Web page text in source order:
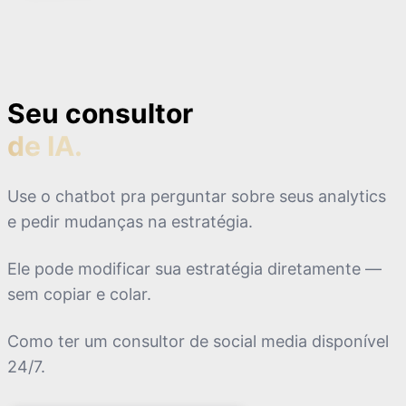
Seu consultor
de IA.
Use o chatbot pra perguntar sobre seus analytics
e pedir mudanças na estratégia.
Ele pode modificar sua estratégia diretamente —
sem copiar e colar.
Como ter um consultor de social media disponível
24/7.